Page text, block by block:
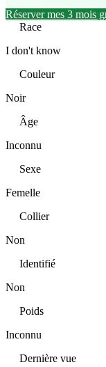
Réserver mes 3 mois
Race
I don't know
Couleur
Noir
Âge
Inconnu
Sexe
Femelle
Collier
Non
Identifié
Non
Poids
Inconnu
Dernière vue